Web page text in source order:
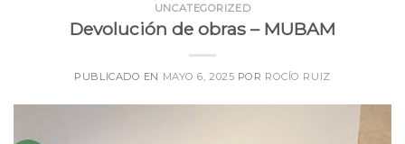
UNCATEGORIZED
Devolución de obras – MUBAM
PUBLICADO EN MAYO 6, 2025 POR ROCÍO RUIZ